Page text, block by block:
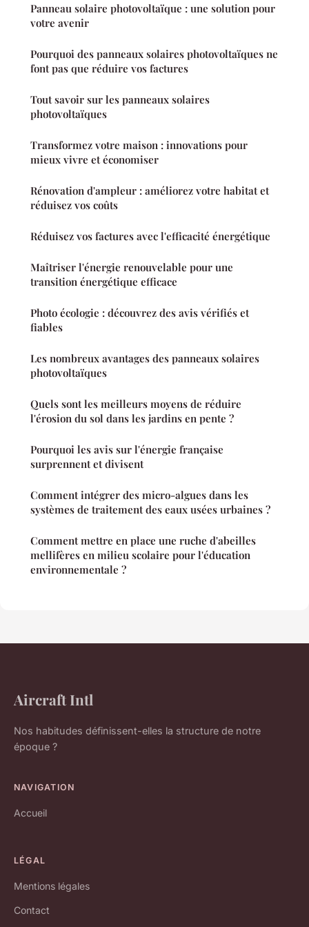
Panneau solaire photovoltaïque : une solution pour
votre avenir
Pourquoi des panneaux solaires photovoltaïques ne
font pas que réduire vos factures
Tout savoir sur les panneaux solaires
photovoltaïques
Transformez votre maison : innovations pour
mieux vivre et économiser
Rénovation d'ampleur : améliorez votre habitat et
réduisez vos coûts
Réduisez vos factures avec l'efficacité énergétique
Maîtriser l'énergie renouvelable pour une
transition énergétique efficace
Photo écologie : découvrez des avis vérifiés et
fiables
Les nombreux avantages des panneaux solaires
photovoltaïques
Quels sont les meilleurs moyens de réduire
l'érosion du sol dans les jardins en pente ?
Pourquoi les avis sur l'énergie française
surprennent et divisent
Comment intégrer des micro-algues dans les
systèmes de traitement des eaux usées urbaines ?
Comment mettre en place une ruche d'abeilles
mellifères en milieu scolaire pour l'éducation
environnementale ?
Aircraft Intl
Nos habitudes définissent-elles la structure de notre
époque ?
NAVIGATION
Accueil
LÉGAL
Mentions légales
Contact